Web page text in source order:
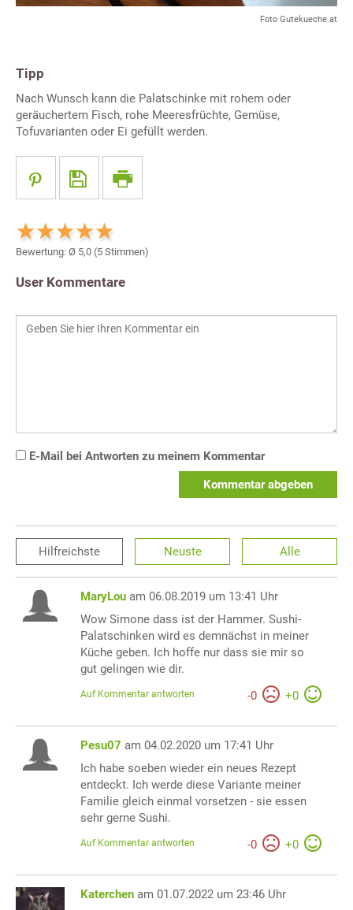
Foto Gutekueche.at
Tipp
Nach Wunsch kann die Palatschinke mit rohem oder
geräuchertem Fisch, rohe Meeresfrüchte, Gemüse,
Tofuvarianten oder Ei gefüllt werden.
Bewertung: Ø 5,0 (5 Stimmen)
User Kommentare
E-Mail bei Antworten zu meinem Kommentar
Kommentar abgeben
Hilfreichste Neuste Alle
MaryLou am 06.08.2019 um 13:41 Uhr
Wow Simone dass ist der Hammer. Sushi-
Palatschinken wird es demnächst in meiner
Küche geben. Ich hoffe nur dass sie mir so
gut gelingen wie dir.
-0 +0
Auf Kommentar antworten
Pesu07 am 04.02.2020 um 17:41 Uhr
Ich habe soeben wieder ein neues Rezept
entdeckt. Ich werde diese Variante meiner
Familie gleich einmal vorsetzen - sie essen
sehr gerne Sushi.
-0 +0
Auf Kommentar antworten
Katerchen am 01.07.2022 um 23:46 Uhr